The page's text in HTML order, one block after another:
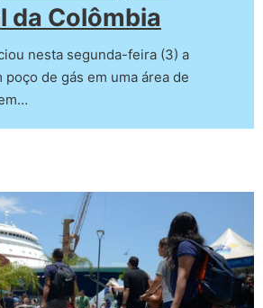
da Colômbia
nesta segunda-feira (3) a
de gás em uma área de